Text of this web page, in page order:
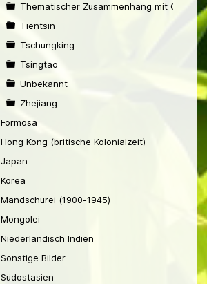
Thematischer Zusammenhang mit China
Tientsin
Tschungking
Tsingtao
Unbekannt
Zhejiang
Formosa
Hong Kong (britische Kolonialzeit)
Japan
Korea
Mandschurei (1900-1945)
Mongolei
Niederländisch Indien
Sonstige Bilder
Südostasien